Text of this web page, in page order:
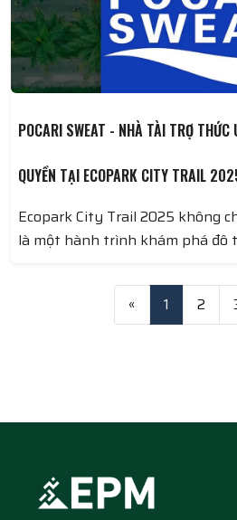
POCARI SWEAT - NHÀ TÀI TRỢ THỨC
QUYỀN TẠI ECOPARK CITY TRAIL
Ecopark City Trail 2025 không
là một hành trình khám phá đô
thiên nhiên. Để có một trải
hơn, Pocari Sweat sẽ đồng
« 1 2